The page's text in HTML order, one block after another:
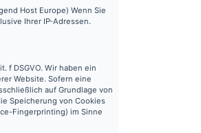
Host Europe) Wenn Sie
Ihrer IP-Adressen.
f DSGVO. Wir haben ein
Website. Sofern eine
auf Grundlage von
Speicherung von Cookies
Fingerprinting) im Sinne